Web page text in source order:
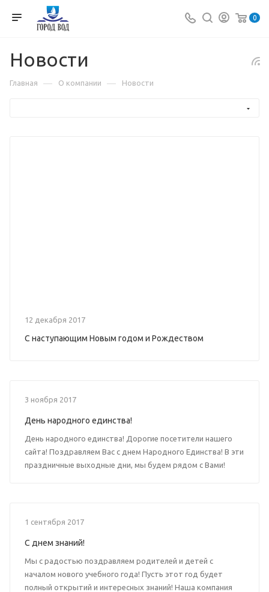
0
Новости
Главная — О компании — Новости
12 декабря 2017
С наступающим Новым годом и Рождеством
3 ноября 2017
День народного единства!
День народного единства! Дорогие посетители нашего
сайта! Поздравляем Вас с днем Народного Единства! В эти
праздничные выходные дни, мы будем рядом с Вами!
1 сентября 2017
С днем знаний!
Мы с радостью поздравляем родителей и детей с
началом нового учебного года! Пусть этот год будет
полный открытий и интересных знаний! Наша компания